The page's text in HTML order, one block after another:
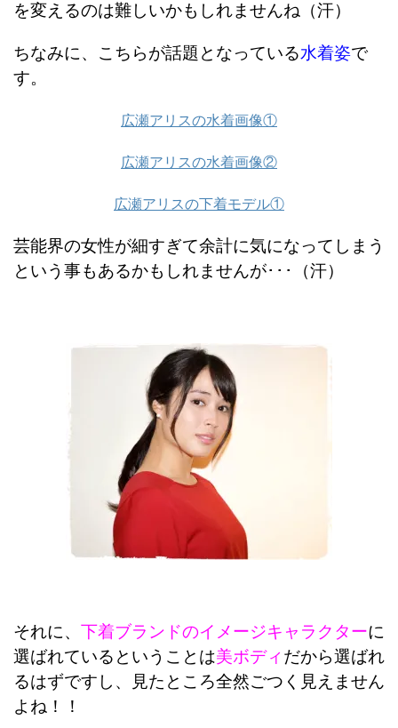
を変えるのは難しいかもしれませんね（汗）
ちなみに、こちらが話題となっている水着姿で
す。
広瀬アリスの水着画像①
広瀬アリスの水着画像②
広瀬アリスの下着モデル①
芸能界の女性が細すぎて余計に気になってしまう
という事もあるかもしれませんが･･･（汗）
それに、 下着ブランドのイメージキャラクターに
選ばれているということは美ボディだから選ばれ
るはずですし、見たところ全然ごつく見えません
よね！！